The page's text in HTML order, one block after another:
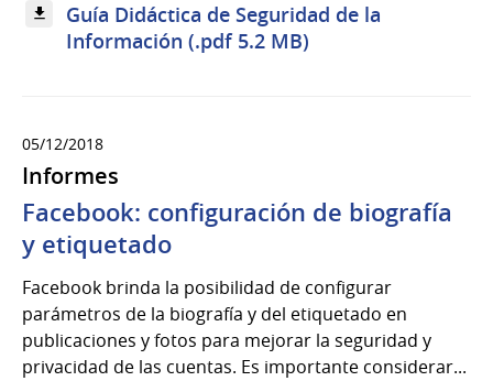
Guía Didáctica de Seguridad de la
Información (.pdf 5.2 MB)
05/12/2018
Informes
Facebook: configuración de biografía
y etiquetado
Facebook brinda la posibilidad de configurar
parámetros de la biografía y del etiquetado en
publicaciones y fotos para mejorar la seguridad y
privacidad de las cuentas. Es importante considerar...